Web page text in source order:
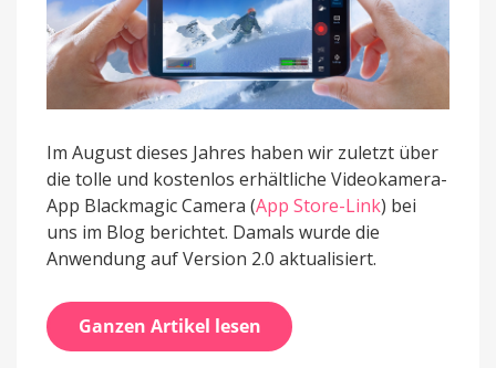
Im August dieses Jahres haben wir zuletzt über
die tolle und kostenlos erhältliche Videokamera-
App Blackmagic Camera (App Store-Link) bei
uns im Blog berichtet. Damals wurde die
Anwendung auf Version 2.0 aktualisiert.
Ganzen Artikel lesen